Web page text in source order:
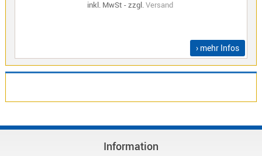
inkl. MwSt - zzgl.Versand
› mehr Infos
Information